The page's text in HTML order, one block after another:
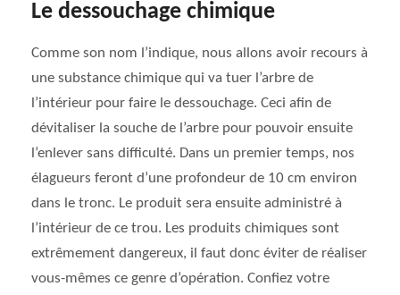
Le dessouchage chimique
Comme son nom l’indique, nous allons avoir recours à
une substance chimique qui va tuer l’arbre de
l’intérieur pour faire le dessouchage. Ceci afin de
dévitaliser la souche de l’arbre pour pouvoir ensuite
l’enlever sans difficulté. Dans un premier temps, nos
élagueurs feront d’une profondeur de 10 cm environ
dans le tronc. Le produit sera ensuite administré à
l’intérieur de ce trou. Les produits chimiques sont
extrêmement dangereux, il faut donc éviter de réaliser
vous-mêmes ce genre d’opération. Confiez votre